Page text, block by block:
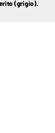
(grigio).